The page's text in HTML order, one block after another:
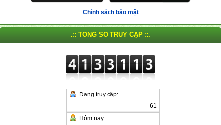
Chính sách bảo mật
.:: TỔNG SỐ TRUY CẬP ::.
Đang truy cập:
61
Hôm nay: